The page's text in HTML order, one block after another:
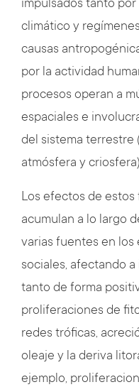
impulsados tanto
climático y
causas
por la actividad
procesos operan a
espaciales e
del sistema terrestre
atmósfera y
Los efectos de
acumulan a lo largo
varias fuentes en
sociales, afectando
tanto de forma
proliferaciones de
redes tróficas,
oleaje y la deriva
ejemplo,